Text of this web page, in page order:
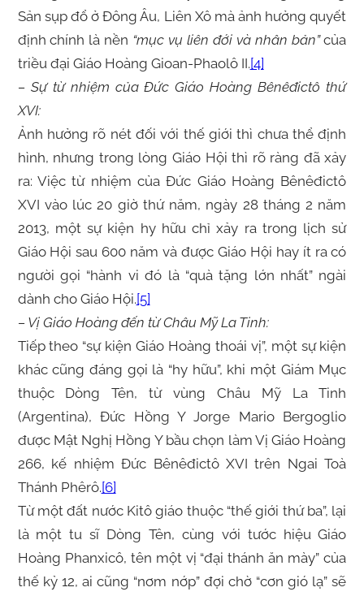
Sản sụp đổ ở Đông Âu, Liên Xô mà ảnh hưởng quyết
định chính là nền “mục vụ liên đới và nhân bản”của
triều đại Giáo Hoàng Gioan-Phaolô II.[4]
– Sự từ nhiệm của Đức Giáo Hoàng Bênêđictô thứ
XVI:
Ảnh hưởng rõ nét đối với thế giới thì chưa thể định
hình, nhưng trong lòng Giáo Hội thì rõ ràng đã xảy
ra: Việc từ nhiệm của Đức Giáo Hoàng Bênêđictô
XVI vào lúc 20 giờ thứ năm, ngày 28 tháng 2 năm
2013, một sự kiện hy hữu chỉ xảy ra trong lịch sử
Giáo Hội sau 600 năm và được Giáo Hội hay ít ra có
người gọi “hành vi đó là “quà tặng lớn nhất” ngài
dành cho Giáo Hội.[5]
– Vị Giáo Hoàng đến từ Châu Mỹ La Tinh:
Tiếp theo “sự kiện Giáo Hoàng thoái vị”, một sự kiện
khác cũng đáng gọi là “hy hữu”, khi một Giám Mục
thuộc Dòng Tên, từ vùng Châu Mỹ La Tinh
(Argentina), Đức Hồng Y Jorge Mario Bergoglio
được Mật Nghị Hồng Y bầu chọn làm Vị Giáo Hoàng
266, kế nhiệm Đức Bênêđictô XVI trên Ngai Toà
Thánh Phêrô.[6]
Từ một đất nước Kitô giáo thuộc “thế giới thứ ba”, lại
là một tu sĩ Dòng Tên, cùng với tước hiệu Giáo
Hoàng Phanxicô, tên một vị “đại thánh ăn mày” của
thế kỷ 12, ai cũng “nơm nớp” đợi chờ “cơn gió lạ” sẽ